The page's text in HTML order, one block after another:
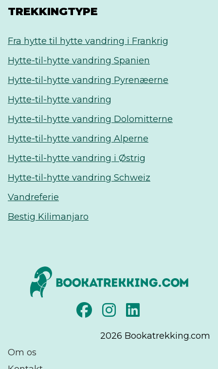
TREKKINGTYPE
Fra hytte til hytte vandring i Frankrig
Hytte-til-hytte vandring Spanien
Hytte-til-hytte vandring Pyrenæerne
Hytte-til-hytte vandring
Hytte-til-hytte vandring Dolomitterne
Hytte-til-hytte vandring Alperne
Hytte-til-hytte vandring i Østrig
Hytte-til-hytte vandring Schweiz
Vandreferie
Bestig Kilimanjaro
2026 Bookatrekking.com
Om os